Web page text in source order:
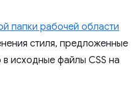
папки рабочей области
стиля, предложенные
исходные файлы CSS на